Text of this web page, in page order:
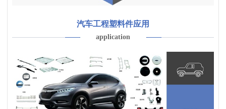
汽车工程塑料件应用
application